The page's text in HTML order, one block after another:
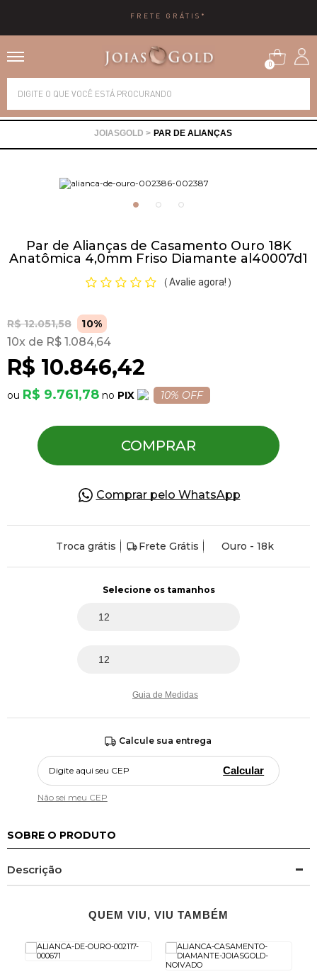
0
PAR DE ALIANÇAS
Par de Alianças de Casamento Ouro 18K
Anatômica 4,0mm Friso Diamante al40007d1
( Avalie agora! )
R$ 12.051,58 10%
R$ 10.846,42
10 R$ 1.084,64
R$ 9.761,78 PIX 10% OFF
COMPRAR
Comprar pelo WhatsApp
Troca grátis Frete Grátis Ouro - 18k
Selecione os tamanhos
Guia de Medidas
Calcule sua entrega
Calcular
Não sei meu CEP
SOBRE O PRODUTO
Descrição
QUEM VIU, VIU TAMBÉM
Alianças
Brincos
Pingentes
Pulseiras
Piercing
Pedras Preciosas
Presente